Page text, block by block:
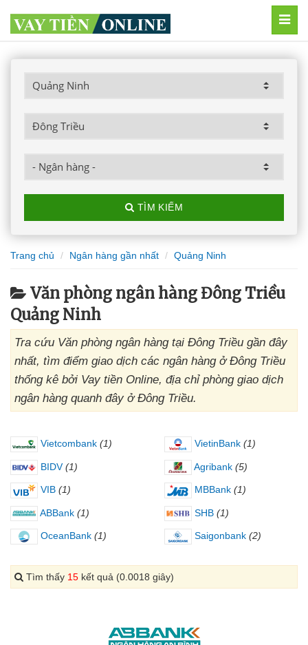
TÌM KIẾM
Trang chủ Ngân hàng gần nhất Quảng Ninh
Văn phòng ngân hàng Đông Triều
Quảng Ninh
Tra cứu Văn phòng ngân hàng tại Đông Triều gần đây
nhất, tìm điểm giao dịch các ngân hàng ở Đông Triều
thống kê bởi Vay tiền Online, địa chỉ phòng giao dịch
ngân hàng quanh đây ở Đông Triều.
Vietcombank (1) VietinBank (1)
BIDV (1) Agribank (5)
VIB (1) MBBank (1)
ABBank (1) SHB (1)
OceanBank (1) Saigonbank (2)
Tìm thấy 15 kết quả (0.0018 giây)